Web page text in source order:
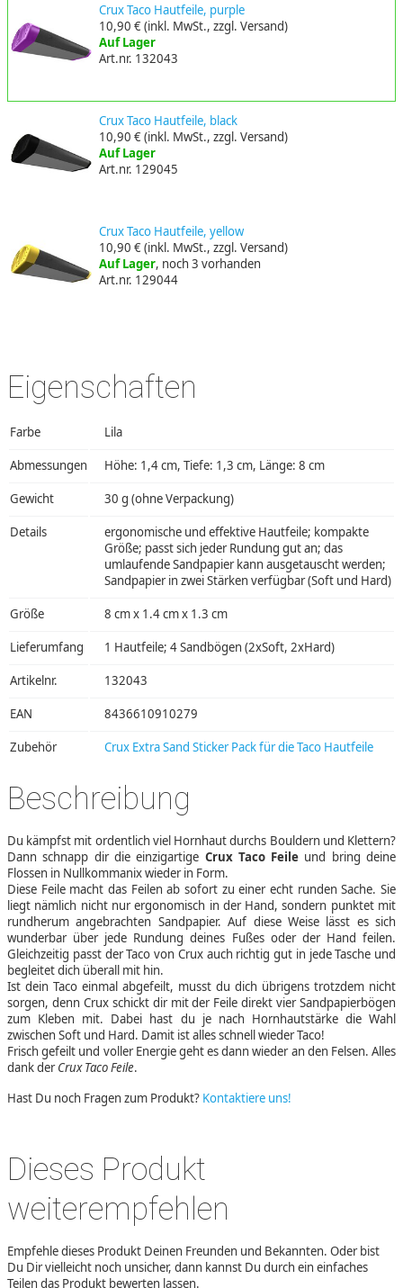
Crux Taco Hautfeile, purple
10,90 €(inkl. MwSt., zzgl. Versand)
Auf Lager
Art.nr. 132043
Crux Taco Hautfeile, black
10,90 €(inkl. MwSt., zzgl. Versand)
Auf Lager
Art.nr. 129045
Crux Taco Hautfeile, yellow
10,90 €(inkl. MwSt., zzgl. Versand)
Auf Lager, noch 3 vorhanden
Art.nr. 129044
Eigenschaften
Farbe Lila
Abmessungen Höhe: 1,4 cm, Tiefe: 1,3 cm, Länge: 8 cm
Gewicht 30 g (ohne Verpackung)
Details
ergonomische und effektive Hautfeile; kompakte
Größe; passt sich jeder Rundung gut an; das
umlaufende Sandpapier kann ausgetauscht werden;
Sandpapier in zwei Stärken verfügbar (Soft und Hard)
Größe 8 cm x 1.4 cm x 1.3 cm
Lieferumfang 1 Hautfeile; 4 Sandbögen (2xSoft, 2xHard)
Artikelnr. 132043
EAN 8436610910279
Zubehör Crux Extra Sand Sticker Pack für die Taco Hautfeile
Beschreibung
Du kämpfst mit ordentlich viel Hornhaut durchs Bouldern und Klettern?
Dann schnapp dir die einzigartige Crux Taco Feile und bring deine
Flossen in Nullkommanix wieder in Form.
Diese Feile macht das Feilen ab sofort zu einer echt runden Sache. Sie
liegt nämlich nicht nur ergonomisch in der Hand, sondern punktet mit
rundherum angebrachten Sandpapier. Auf diese Weise lässt es sich
wunderbar über jede Rundung deines Fußes oder der Hand feilen.
Gleichzeitig passt der Taco von Crux auch richtig gut in jede Tasche und
begleitet dich überall mit hin.
Ist dein Taco einmal abgefeilt, musst du dich übrigens trotzdem nicht
sorgen, denn Crux schickt dir mit der Feile direkt vier Sandpapierbögen
zum Kleben mit. Dabei hast du je nach Hornhautstärke die Wahl
zwischen Soft und Hard. Damit ist alles schnell wieder Taco!
Frisch gefeilt und voller Energie geht es dann wieder an den Felsen. Alles
dank derCrux Taco Feile.
Hast Du noch Fragen zum Produkt? Kontaktiere uns!
Dieses Produkt
weiterempfehlen
Empfehle dieses Produkt Deinen Freunden und Bekannten. Oder bist
Du Dir vielleicht noch unsicher, dann kannst Du durch ein einfaches
Teilen das Produkt bewerten lassen.